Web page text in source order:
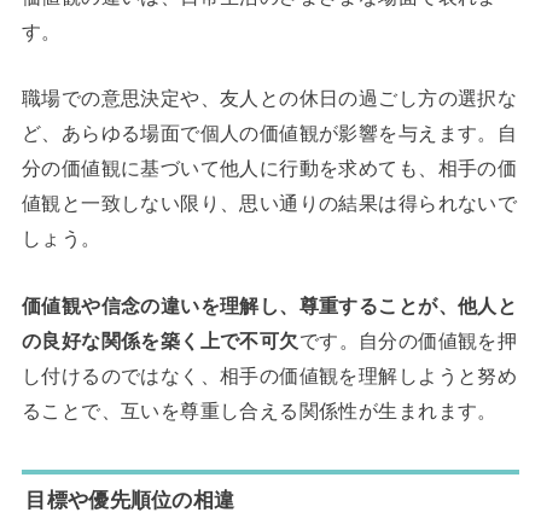
す。
職場での意思決定や、友人との休日の過ごし方の選択な
ど、あらゆる場面で個人の価値観が影響を与えます。自
分の価値観に基づいて他人に行動を求めても、相手の価
値観と一致しない限り、思い通りの結果は得られないで
しょう。
価値観や信念の違いを理解し、尊重することが、他人と
の良好な関係を築く上で不可欠です。自分の価値観を押
し付けるのではなく、相手の価値観を理解しようと努め
ることで、互いを尊重し合える関係性が生まれます。
目標や優先順位の相違